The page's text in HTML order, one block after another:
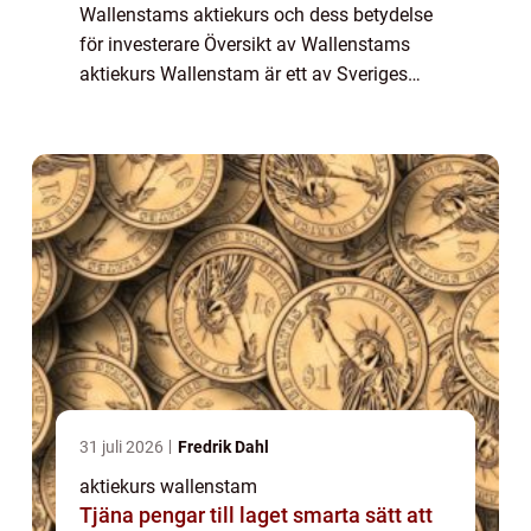
Wallenstams aktiekurs och dess betydelse
för investerare Översikt av Wallenstams
aktiekurs Wallenstam är ett av Sveriges
31 juli 2026 Fredrik Dahl
aktiekurs wallenstam
Tjäna pengar till laget smarta sätt att